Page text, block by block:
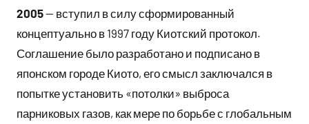
2005— вступил в силу сформированный
концептуально в 1997 году Киотский протокол.
Соглашение было разработано и подписано в
японском городе Киото, его смысл заключался в
попытке установить «потолки» выброса
парниковых газов, как мере по борьбе с глобальным